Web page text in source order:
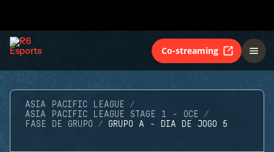
Co-streaming
ASIA PACIFIC LEAGUE
ASIA PACIFIC LEAGUE STAGE 1 - OCE
FASE DE GRUPO
GRUPO A - DIA DE JOGO 5